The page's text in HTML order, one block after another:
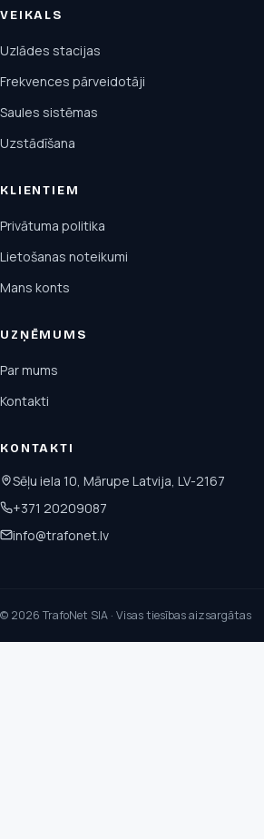
VEIKALS
Uzlādes stacijas
Frekvences pārveidotāji
Saules sistēmas
Uzstādīšana
KLIENTIEM
Privātuma politika
Lietošanas noteikumi
Mans konts
UZŅĒMUMS
Par mums
Kontakti
KONTAKTI
Sēļu iela 10, Mārupe Latvija, LV-2167
+371 20209087
info@trafonet.lv
© 2026 TrafoNet SIA · Visas tiesības aizsargātas